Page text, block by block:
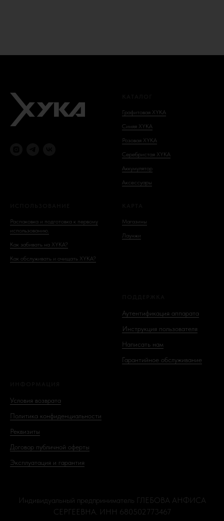
Графитовая XYKA
Синяя XYKA
Розовая XYKA
Серебристая XYKA
Аккумулятор
Аксессуары
Распаковка и подготовка к первому
использованию.
Как забивать на XYKA?
Как обслуживать и очищать XYKA?
Магазины
Лаунжи
Аутентификация аппарата
Инструкция пользователя
Написать нам
Гарантийное обслуживание
Условия возврата
Политика конфиденциальности
Реквизиты
Договор публичной оферты
Эксплуатация и гарантия
Индивидуальный предприниматель ГЛЕБОВА АНФИСА
СЕРГЕЕВНА. ИНН 680502773467